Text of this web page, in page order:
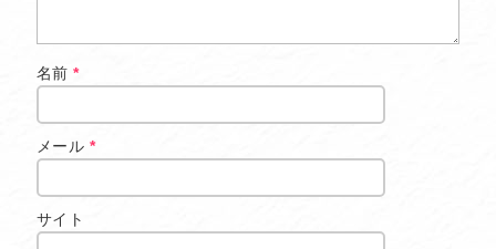
名前*
メール *
サイト